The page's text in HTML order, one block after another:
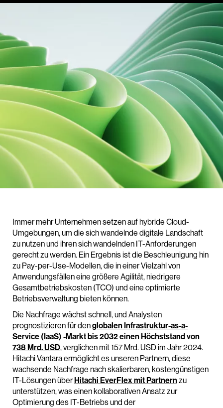
Immer mehr Unternehmen setzen auf hybride Cloud-
Umgebungen, um die sich wandelnde digitale Landschaft
zu nutzen und ihren sich wandelnden IT-Anforderungen
gerecht zu werden. Ein Ergebnis ist die Beschleunigung hin
zu Pay-per-Use-Modellen, die in einer Vielzahl von
Anwendungsfällen eine größere Agilität, niedrigere
Gesamtbetriebskosten (TCO) und eine optimierte
Betriebsverwaltung bieten können.
Die Nachfrage wächst schnell, und Analysten
prognostizieren für denglobalen Infrastruktur-as-a-
Service (IaaS) -Markt bis 2032 einen Höchststand von
738 Mrd. USD, verglichen mit 157 Mrd. USD im Jahr 2024.
Hitachi Vantara ermöglicht es unseren Partnern, diese
wachsende Nachfrage nach skalierbaren, kostengünstigen
IT-Lösungen überHitachi EverFlex mit Partnernzu
unterstützen, was einen kollaborativen Ansatz zur
Optimierung des IT-Betriebs und der